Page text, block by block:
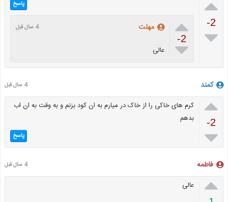

-2

پاسخ

-2

مهلت 4 سال قبل
عالی
کمند 4 سال قبل

-2

کرم های خاکی را از خاک در میارم به ان کود بزنم و به وقت به ان اب
بدهم
پاسخ
فاطمه 4 سال قبل
 عالی